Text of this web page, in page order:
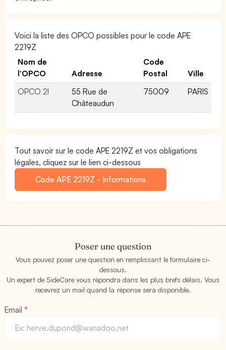
Voici la liste des OPCO possibles pour le code APE
2219Z
Nom de
l'OPCO
Adresse
Code
Postal
Ville
OPCO 2I
55 Rue de
Châteaudun
75009 PARIS
Tout savoir sur le code APE 2219Z et vos obligations
légales, cliquez sur le lien ci-dessous
Code APE 2219Z - Informations
Poser une question
Vous pouvez poser une question en remplissant le formulaire ci-
dessous.
Un expert de SideCare vous répondra dans les plus brefs délais. Vous
recevrez un mail quand la réponse sera disponible.
Email*